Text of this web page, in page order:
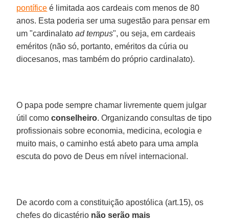
pontífice é limitada aos cardeais com menos de 80
anos. Esta poderia ser uma sugestão para pensar em
um "cardinalatoad tempus", ou seja, em cardeais
eméritos (não só, portanto, eméritos da cúria ou
diocesanos, mas também do próprio cardinalato).
O papa pode sempre chamar livremente quem julgar
útil comoconselheiro. Organizando consultas de tipo
profissionais sobre economia, medicina, ecologia e
muito mais, o caminho está abeto para uma ampla
escuta do povo de Deus em nível internacional.
De acordo com a constituição apostólica (art.15), os
chefes do dicastério não serão mais